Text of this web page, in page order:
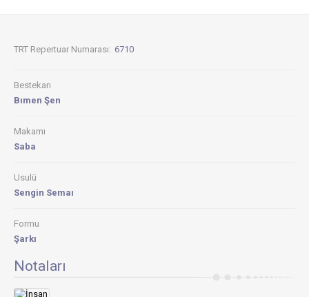
TRT Repertuar Numarası: 6710
Bestekarı
Bımen Şen
Makamı
Saba
Usulü
Sengin Semaı
Formu
Şarkı
Notaları